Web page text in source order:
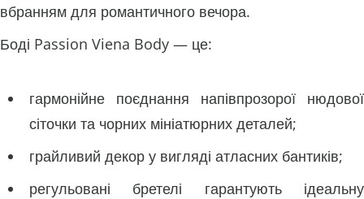
вбранням для романтичного вечора.
Боді Passion Viena Body — це:
гармонійне поєднання напівпрозорої нюдової
сіточки та чорних мініатюрних деталей;
грайливий декор у вигляді атласних бантиків;
регульовані бретелі гарантують ідеальну